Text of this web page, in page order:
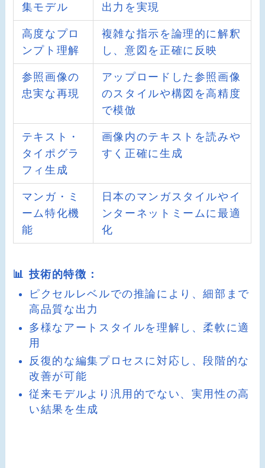
集モデル
出力を実現
高度なプロ
ンプト理解
複雑な指示を論理的に解釈
し、意図を正確に反映
参照画像の
忠実な再現
アップロードした参照画像
のスタイルや構図を高精度
で模倣
テキスト・
タイポグラ
フィ生成
画像内のテキストを読みや
すく正確に生成
マンガ・ミ
ーム特化機
能
日本のマンガスタイルやイ
ンターネットミームに最適
化
📊 技術的特徴：
ピクセルレベルでの推論により、細部まで
高品質な出力
多様なアートスタイルを理解し、柔軟に適
用
反復的な編集プロセスに対応し、段階的な
改善が可能
従来モデルより汎用的でない、実用性の高
い結果を生成